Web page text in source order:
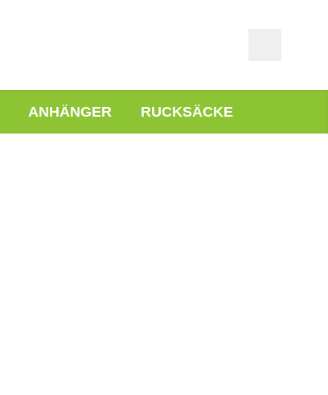
ANHÄNGER RUCKSÄCKE